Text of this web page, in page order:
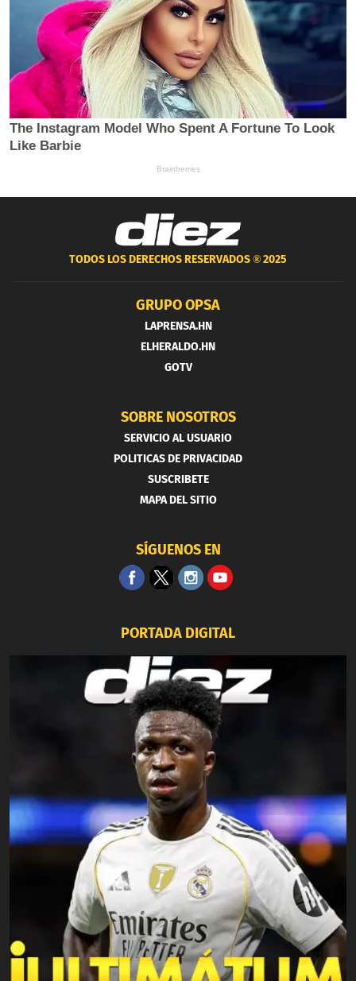
TODOS LOS DERECHOS RESERVADOS ®2025
GRUPO OPSA
LAPRENSA.HN
ELHERALDO.HN
GOTV
SOBRE NOSOTROS
SERVICIO AL USUARIO
POLITICAS DE PRIVACIDAD
SUSCRIBETE
MAPA DEL SITIO
SÍGUENOS EN
PORTADA DIGITAL